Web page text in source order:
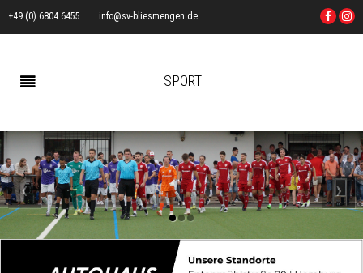
+49 (0) 6804 6455 info@sv-bliesmengen.de
SPORT
›
‹